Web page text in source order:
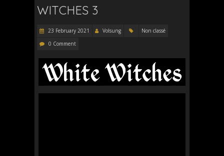
WITCHES 3
23 February 2021 Volsung
Non classé
0 Comment